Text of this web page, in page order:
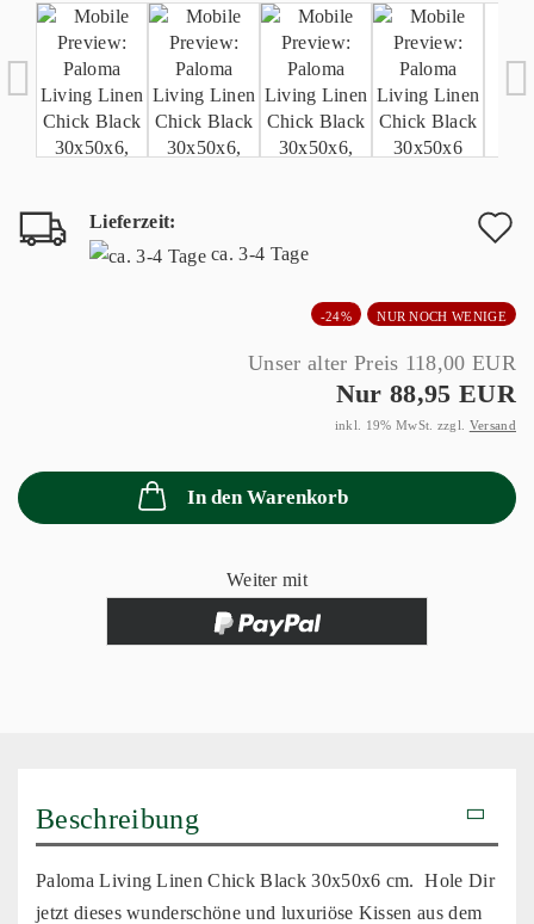
Lieferzeit:
ca. 3-4 Tage
-24% NUR NOCH WENIGE
Unser alter Preis 118,00 EUR
Nur 88,95 EUR
inkl. 19% MwSt. zzgl. Versand
In den Warenkorb
Weiter mit
Beschreibung
Paloma Living Linen Chick Black 30x50x6 cm. Hole Dir
jetzt dieses wunderschöne und luxuriöse Kissen aus dem